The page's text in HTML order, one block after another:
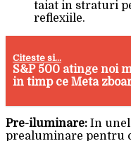
taiat in straturi
reflexiile.
Citeste si...
S&P 500 atinge noi
in timp ce Meta
Pre-iluminare: In
prealuminare pentru